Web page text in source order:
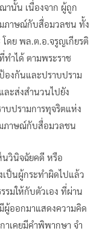
านั้น เนื่องจาก ผู้ถูก
ภาษณ์กับสื่อมวลชน ทั้ง
ดย พล.ต.อ.จรูญเกียรติ
ำได้ ตามพระราช
งกันและปราบปราม
ละส่งสำนวนไปยัง
บปรามการทุจริตแห่ง
มภาษณ์กับสื่อมวลชน
นวินิจฉัยคดี หรือ
เป็นผู้กระทำผิดไปแล้ว
รมให้กับตัวเอง ที่ผ่าน
ผู้ออกมาแสดงความคิด
าเคยมีคำพิพากษา จำ